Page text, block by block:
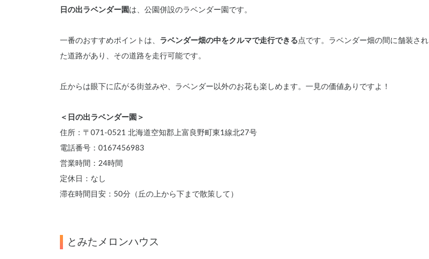
日の出ラベンダー園 は、公園併設のラベンダー園です。
一番のおすすめポイントは、 ラベンダー畑の中をクルマで走行できる 点です。ラベンダー畑の間に舗装され
た道路があり、その道路を走行可能です。
丘からは眼下に広がる街並みや、ラベンダー以外のお花も楽しめます。一見の価値ありですよ！
＜日の出ラベンダー園＞
住所：〒071-0521 北海道空知郡上富良野町東1線北27号
電話番号：0167456983
営業時間：24時間
定休日：なし
滞在時間目安：50分（丘の上から下まで散策して）
とみたメロンハウス